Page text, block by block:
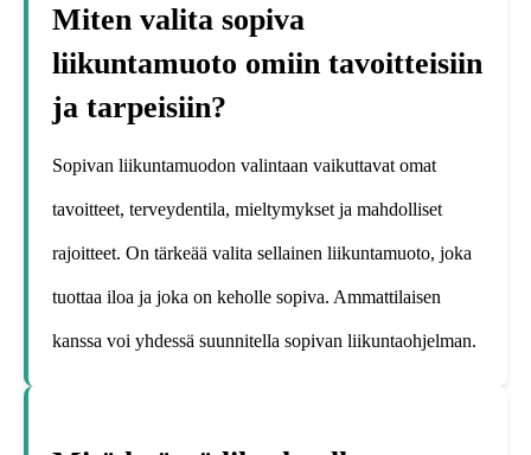
Miten valita sopiva
liikuntamuoto omiin tavoitteisiin
ja tarpeisiin?
Sopivan liikuntamuodon valintaan vaikuttavat omat
tavoitteet, terveydentila, mieltymykset ja mahdolliset
rajoitteet. On tärkeää valita sellainen liikuntamuoto, joka
tuottaa iloa ja joka on keholle sopiva. Ammattilaisen
kanssa voi yhdessä suunnitella sopivan liikuntaohjelman.